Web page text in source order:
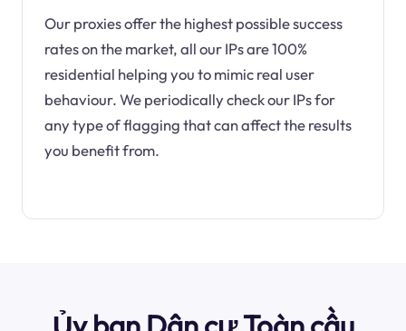
Our proxies offer the highest possible success
rates on the market, all our IPs are 100%
residential helping you to mimic real user
behaviour. We periodically check our IPs for
any type of flagging that can affect the results
you benefit from.